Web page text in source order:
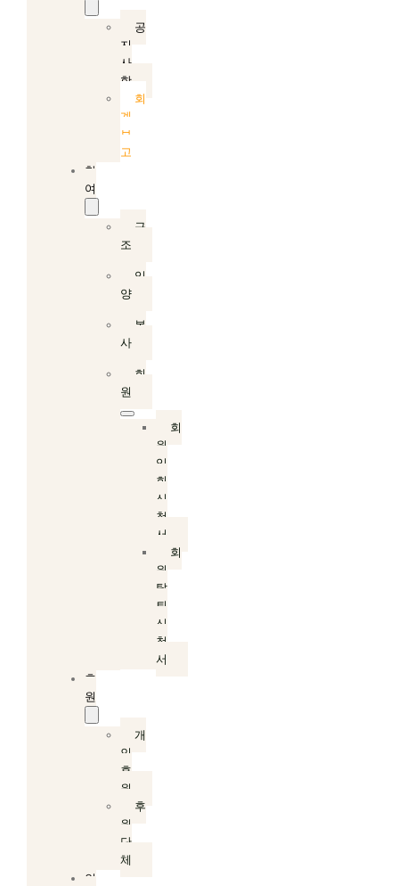
공
지
사
항
회
계
보
고
참
여
구
조
입
양
봉
사
회
원
회
원
입
회
신
청
서
회
원
탈
퇴
신
청
서
후
원
개
인
후
원
후
원
단
체
인